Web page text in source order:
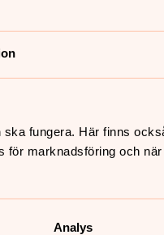
fungera. Här finns
marknadsföring och
Analys